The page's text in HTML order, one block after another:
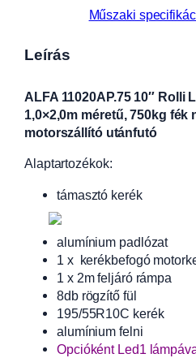
Műszaki
Leírás
ALFA 11020AP.75 10″ Rolli
1,0×2,0m méretű, 750kg
motorszállító utánfutó
Alaptartozékok:
támasztó kerék
alumínium padlózat
1 x kerékbefogó
1 x 2m feljáró rámpa
8db rögzítő fül
195/55R10C kerék
alumínium felni
Opcióként Led1